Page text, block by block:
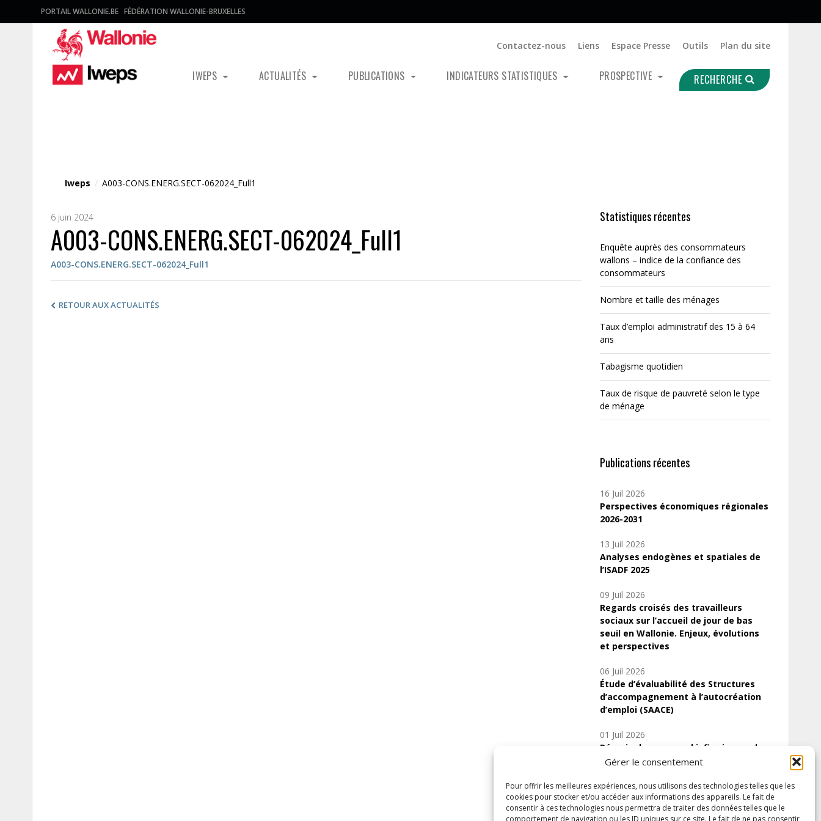
Gérer le consentement
Pour offrir les meilleures expériences, nous utilisons des technologies telles que les
cookies pour stocker et/ou accéder aux informations des appareils. Le fait de
consentir à ces technologies nous permettra de traiter des données telles que le
comportement de navigation ou les ID uniques sur ce site. Le fait de ne pas consentir
PORTAIL WALLONIE.BE FÉDÉRATION WALLONIE-BRUXELLES
Contactez-nous Liens Espace Presse Outils Plan du site
IWEPS ACTUALITÉS PUBLICATIONS INDICATEURS STATISTIQUES PROSPECTIVE RECHERCHE
Iweps / A003-CONS.ENERG.SECT-062024_Full1
6 juin 2024
A003-CONS.ENERG.SECT-062024_Full1
A003-CONS.ENERG.SECT-062024_Full1
RETOUR AUX ACTUALITÉS
Statistiques récentes
Enquête auprès des consommateurs
wallons – indice de la confiance des
consommateurs
Nombre et taille des ménages
Taux d’emploi administratif des 15 à 64
ans
Tabagisme quotidien
Taux de risque de pauvreté selon le type
de ménage
Publications récentes
16 Juil 2026
Perspectives économiques régionales
2026-2031
13 Juil 2026
Analyses endogènes et spatiales de
l’ISADF 2025
09 Juil 2026
Regards croisés des travailleurs
sociaux sur l’accueil de jour de bas
seuil en Wallonie. Enjeux, évolutions
et perspectives
06 Juil 2026
Étude d’évaluabilité des Structures
d’accompagnement à l’autocréation
d’emploi (SAACE)
01 Juil 2026
Pénurie du personnel infirmier :quels
indicateurs d’offre de soins pour